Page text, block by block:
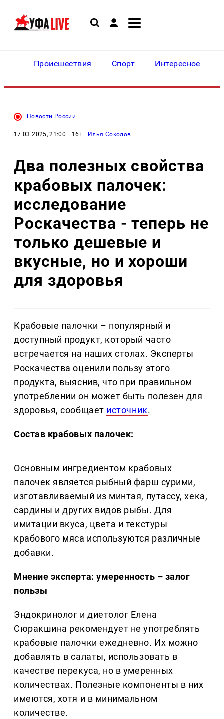
Происшествия Спорт Интересное
Новости России
17.03.2025, 21:00 · 16+ · Илья Соколов
Два полезных свойства
крабовых палочек:
исследование
Роскачества - теперь не
только дешевые и
вкусные, но и хороши
для здоровья
Крабовые палочки – популярный и
доступный продукт, который часто
встречается на наших столах. Эксперты
Роскачества оценили пользу этого
продукта, выяснив, что при правильном
употреблении он может быть полезен для
здоровья, сообщает источник.
Состав крабовых палочек:
Основным ингредиентом крабовых
палочек является рыбный фарш сурими,
изготавливаемый из минтая, путассу, хека,
сардины и других видов рыбы. Для
имитации вкуса, цвета и текстуры
крабового мяса используются различные
добавки.
Мнение эксперта: умеренность – залог
пользы
Эндокринолог и диетолог Елена
Сюракшина рекомендует не употреблять
крабовые палочки ежедневно. Их можно
добавлять в салаты, использовать в
качестве перекуса, но в умеренных
количествах. Полезные компоненты в них
имеются, хотя и в минимальном
количестве.